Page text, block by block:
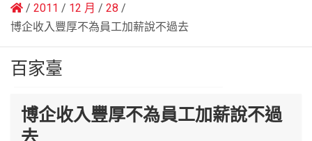
2011 12 月
28
博企收入豐厚不為員工加薪說不過去
百家臺
博企收入豐厚不為員工加薪說不過